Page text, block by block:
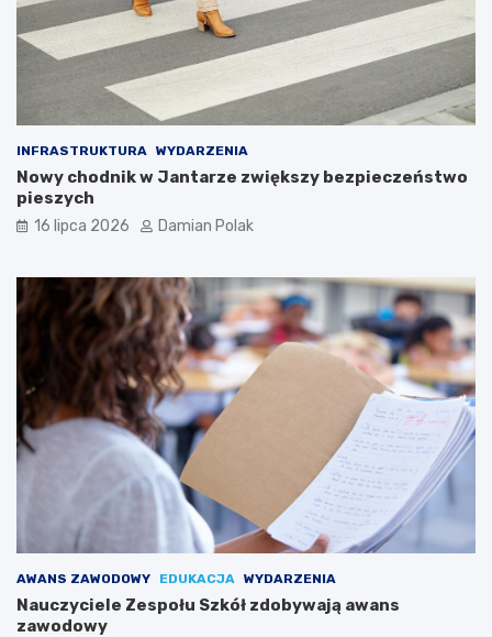
INFRASTRUKTURA WYDARZENIA
Nowy chodnik w Jantarze zwiększy bezpieczeństwo
pieszych
16 lipca 2026 Damian Polak
AWANS ZAWODOWY EDUKACJA WYDARZENIA
Nauczyciele Zespołu Szkół zdobywają awans
zawodowy